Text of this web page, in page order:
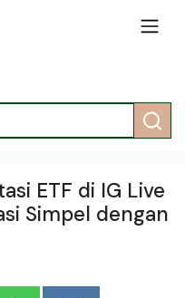
ETF di IG Live
Simpel dengan